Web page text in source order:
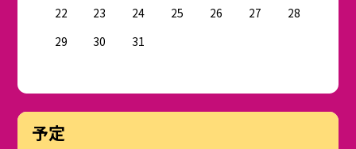
22
23 24 25 26 27
28
29
30 31
予定